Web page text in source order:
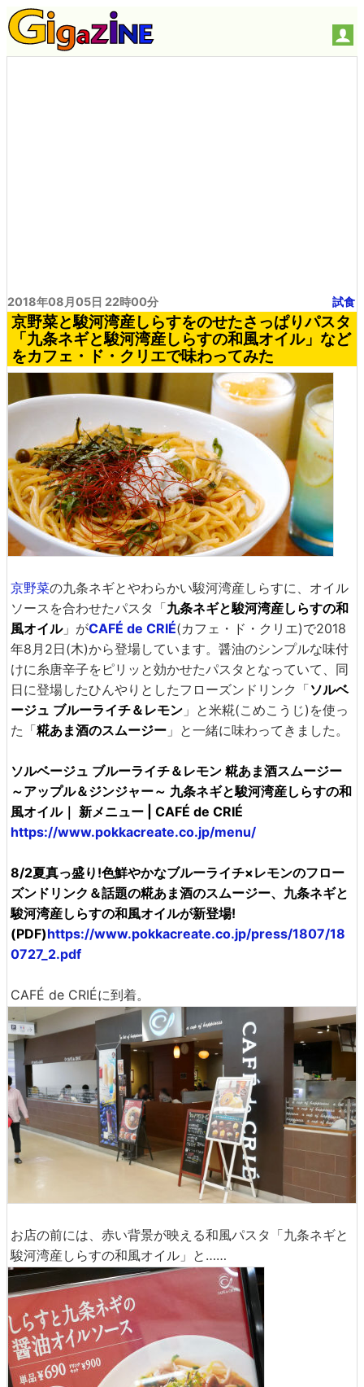
2018年08月05日 22時00分 試食
京野菜と駿河湾産しらすをのせたさっぱりパスタ
「九条ネギと駿河湾産しらすの和風オイル」など
をカフェ・ド・クリエで味わってみた
京野菜の九条ネギとやわらかい駿河湾産しらすに、オイル
ソースを合わせたパスタ「九条ネギと駿河湾産しらすの和
風オイル」がCAFÉ de CRIÉ(カフェ・ド・クリエ)で2018
年8月2日(木)から登場しています。醤油のシンプルな味付
けに糸唐辛子をピリッと効かせたパスタとなっていて、同
日に登場したひんやりとしたフローズンドリンク「ソルベ
ージュ ブルーライチ＆レモン 」と米糀(こめこうじ)を使っ
た「糀あま酒のスムージー 」と一緒に味わってきました。
ソルベージュ ブルーライチ＆レモン 糀あま酒スムージー
～アップル＆ジンジャー～ 九条ネギと駿河湾産しらすの和
風オイル｜ 新メニュー | CAFÉ de CRIÉ
https://www.pokkacreate.co.jp/menu/
8/2夏真っ盛り!色鮮やかなブルーライチ×レモンのフロー
ズンドリンク＆話題の糀あま酒のスムージー、九条ネギと
駿河湾産しらすの和風オイルが新登場!
(PDF)https://www.pokkacreate.co.jp/press/1807/18
0727_2.pdf
CAFÉ de CRIÉに到着。
お店の前には、赤い背景が映える和風パスタ「九条ネギと
駿河湾産しらすの和風オイル」と……